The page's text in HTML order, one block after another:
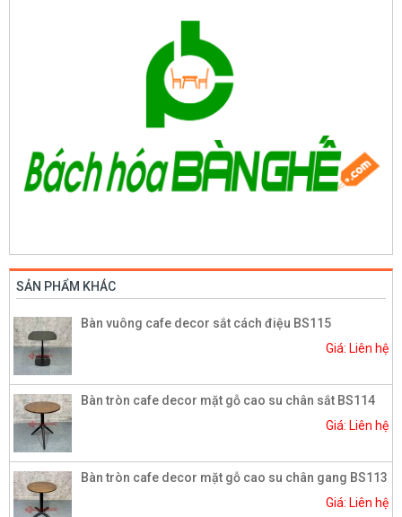
SẢN PHẨM KHÁC
Bàn vuông cafe decor sắt cách điệu BS115
Giá: Liên hệ
Bàn tròn cafe decor mặt gỗ cao su chân sắt BS114
Giá: Liên hệ
Bàn tròn cafe decor mặt gỗ cao su chân gang BS113
Giá: Liên hệ